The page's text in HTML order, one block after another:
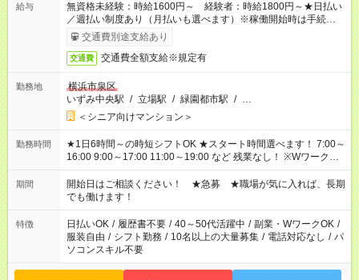
給与
無資格未経験：時給1600円～ 経験者：時給1800円～★日払い
／週払い制度あり（月払いも選べます）※稼働開始時は手続き完
了次第のお支払いとなります。
交通費別途支給あり
交通費 交通費全額支給※規定有
勤務地
横浜市泉区
いずみ中央駅 / 立場駅 / 緑園都市駅 / …
＜シニア向けマンション＞
勤務時間
★1日6時間～の時短シフトOK ★スタート時間選べます！ 7:00～
16:00 9:00～17:00 11:00～19:00 など 残業なし！ ※Wワークの
場合、他のお仕事と合わせ週40時間超の就業はご案内できませ
ん ※法令に基づき、週20時間以上勤務は社会保険への加入対象
となります ※労働者派遣法（日雇い派遣の原則禁止）により、
短時間・短期間の就業はご案内が難しい場合があります
期間
開始日はご相談ください！ ★急募 ★職場が気に入れば、長期
でも働けます！
特徴 日払いOK / 履歴書不要 / 40～50代活躍中 / 副業・WワークOK /
服装自由 / シフト勤務 / 10名以上の大量募集 / 電話対応なし / パ
ソコンスキル不要